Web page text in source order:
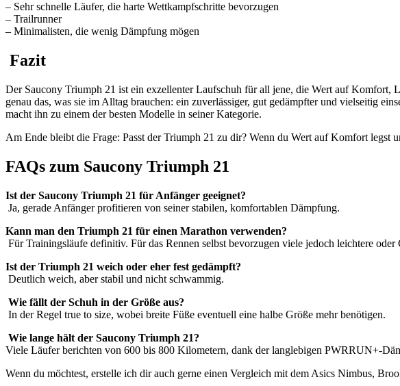
– Sehr schnelle Läufer, die harte Wettkampfschritte bevorzugen
– Trailrunner
– Minimalisten, die wenig Dämpfung mögen
Fazit
Der Saucony Triumph 21 ist ein exzellenter Laufschuh für all jene, die Wert auf
genau das, was sie im Alltag brauchen: ein zuverlässiger, gut gedämpfter und vielseitig
macht ihn zu einem der besten Modelle in seiner Kategorie.
Am Ende bleibt die Frage: Passt der Triumph 21 zu dir? Wenn du Wert auf Komfort
FAQs zum Saucony Triumph 21
Ist der Saucony Triumph 21 für Anfänger geeignet?
Ja, gerade Anfänger profitieren von seiner stabilen, komfortablen Dämpfung.
Kann man den Triumph 21 für einen Marathon verwenden?
Für Trainingsläufe definitiv. Für das Rennen selbst bevorzugen viele jedoch leichtere oder
Ist der Triumph 21 weich oder eher fest gedämpft?
Deutlich weich, aber stabil und nicht schwammig.
Wie fällt der Schuh in der Größe aus?
In der Regel true to size, wobei breite Füße eventuell eine halbe Größe mehr benötigen.
Wie lange hält der Saucony Triumph 21?
Viele Läufer berichten von 600 bis 800 Kilometern, dank der langlebigen PWRRUN+-
Wenn du möchtest, erstelle ich dir auch gerne einen Vergleich mit dem Asics Nimbus,